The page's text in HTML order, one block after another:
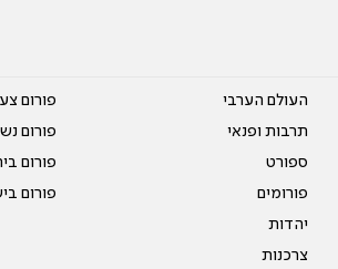
העולם הערבי
תרבות ופנאי
ספורט
פורומים
יהדות
צרכנות
פורום
פורום
פורום
פורום